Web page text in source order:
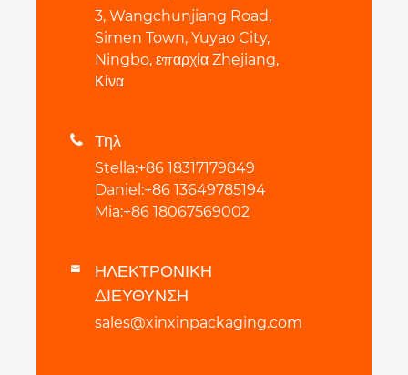
3, Wangchunjiang Road,
Simen Town, Yuyao City,
Ningbo, επαρχία Zhejiang,
Κίνα
 Τηλ
Stella:+86 18317179849
Daniel:+86 13649785194
Mia:+86 18067569002

ΗΛΕΚΤΡΟΝΙΚΗ
ΔΙΕΥΘΥΝΣΗ
sales@xinxinpackaging.com